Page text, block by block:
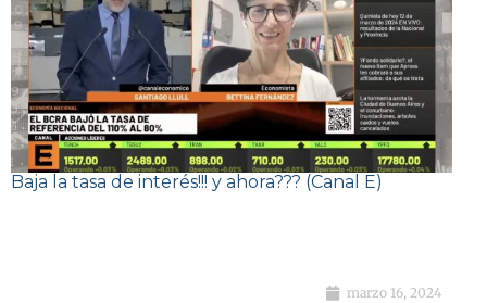
Baja la tasa de interés!!! y ahora??? (Canal E)
marzo 16, 2024